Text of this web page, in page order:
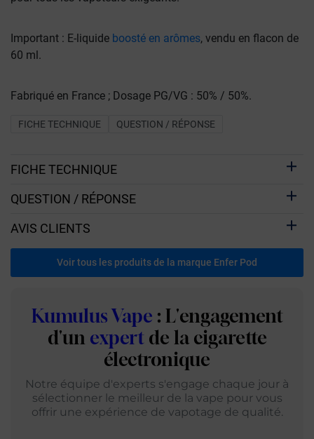
Important : E-liquide boosté en arômes, vendu en flacon de
60 ml.
Fabriqué en France ; Dosage PG/VG : 50% / 50%.
FICHE TECHNIQUE QUESTION / RÉPONSE
FICHE TECHNIQUE
QUESTION / RÉPONSE
AVIS CLIENTS
Voir tous les produits de la marque Enfer Pod
Kumulus Vape : L'engagement
d'un expert de la cigarette
électronique
Notre équipe d'experts s'engage chaque jour à
sélectionner le meilleur de la vape pour vous
offrir une expérience de vapotage de qualité.